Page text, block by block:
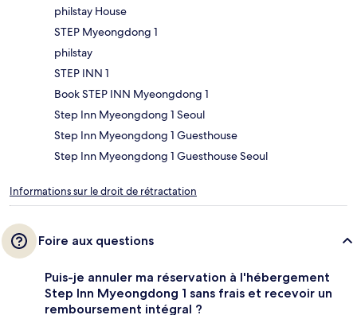
philstay House
STEP Myeongdong 1
philstay
STEP INN 1
Book STEP INN Myeongdong 1
Step Inn Myeongdong 1 Seoul
Step Inn Myeongdong 1 Guesthouse
Step Inn Myeongdong 1 Guesthouse Seoul
Informations sur le droit de rétractation
Foire aux questions
Puis-je annuler ma réservation à l'hébergement
Step Inn Myeongdong 1 sans frais et recevoir un
remboursement intégral ?